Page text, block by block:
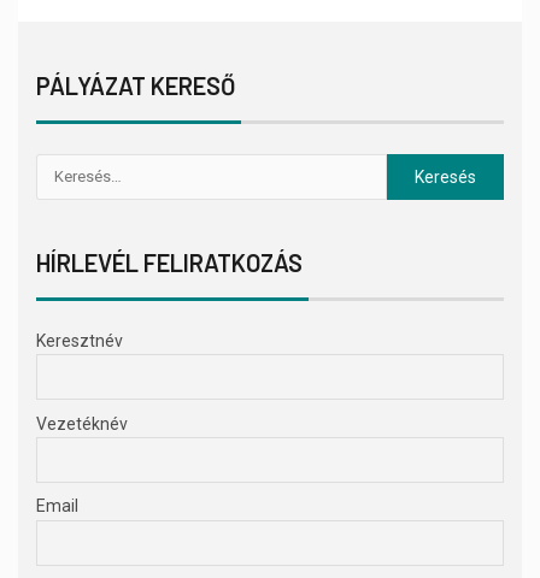
PÁLYÁZAT KERESŐ
HÍRLEVÉL FELIRATKOZÁS
Keresztnév
Vezetéknév
Email